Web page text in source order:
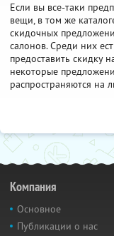
Если вы все-таки
вещи, в том же
скидочных
салонов. Среди них
предоставить скидку
некоторые
распространяются на
Компания
Основное
Публикации о нас